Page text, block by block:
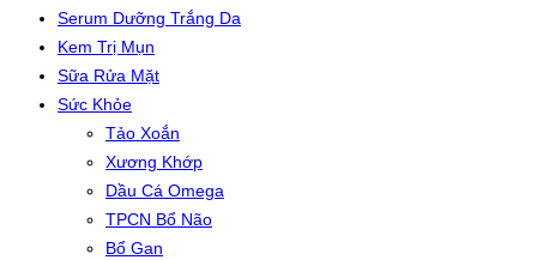
Serum Dưỡng Trắng Da
Kem Trị Mụn
Sữa Rửa Mặt
Sức Khỏe
Tảo Xoắn
Xương Khớp
Dầu Cá Omega
TPCN Bổ Não
Bổ Gan